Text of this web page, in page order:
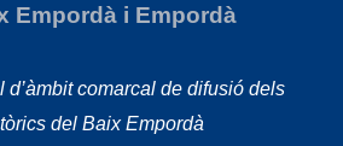
Empordà i Empordà
comarcal de difusió dels
del Baix Empordà